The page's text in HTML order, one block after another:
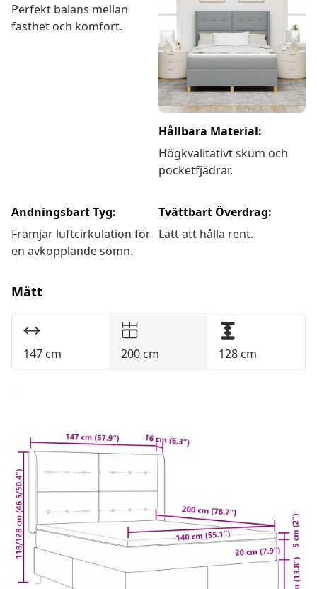
Perfekt balans mellan
fasthet och komfort.
Hållbara Material:
Högkvalitativt skum och
pocketfjädrar.
Andningsbart Tyg:
Främjar luftcirkulation för
en avkopplande sömn.
Tvättbart Överdrag:
Lätt att hålla rent.
Mått
147 cm 200 cm 128 cm